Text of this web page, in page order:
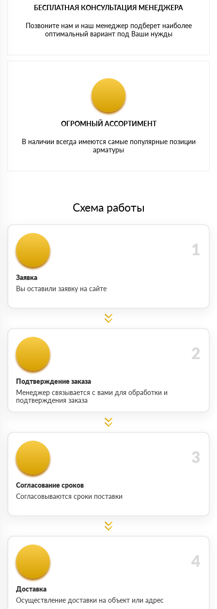
БЕСПЛАТНАЯ КОНСУЛЬТАЦИЯ МЕНЕДЖЕРА
Позвоните нам и наш менеджер подберет наиболее
оптимальный вариант под Ваши нужды
ОГРОМНЫЙ АССОРТИМЕНТ
В наличии всегда имеются самые популярные позиции
арматуры
Схема работы
Заявка
Вы оставили заявку на сайте
Подтверждение заказа
Менеджер связывается с вами для обработки и
подтверждения заказа
Согласование сроков
Согласовываются сроки поставки
Доставка
Осуществление доставки на объект или адрес